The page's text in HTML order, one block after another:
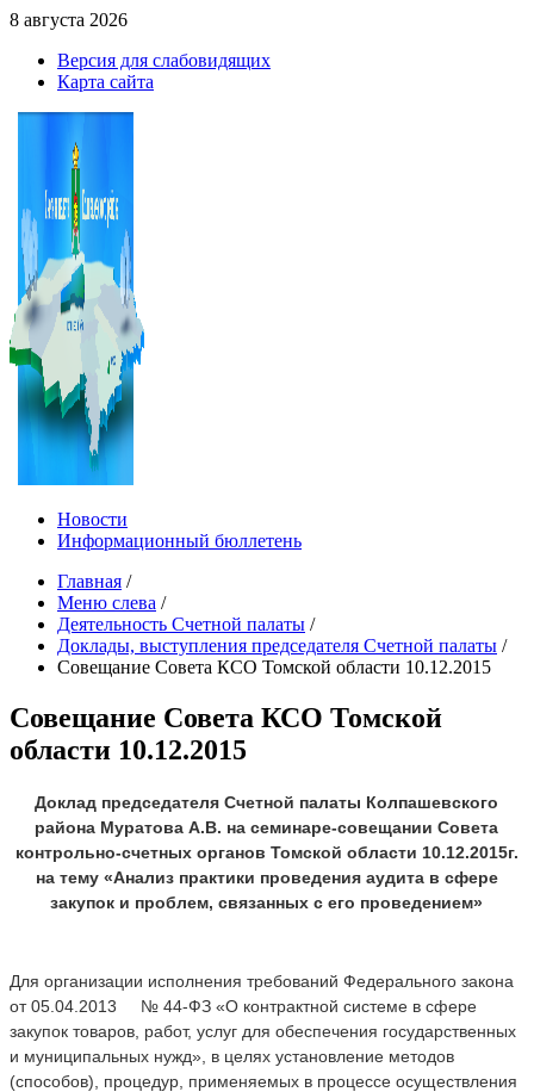
8 августа 2026
Версия для слабовидящих
Карта сайта
Новости
Информационный бюллетень
Главная /
Меню слева /
Деятельность Счетной палаты /
Доклады, выступления председателя Счетной палаты /
Совещание Совета КСО Томской области 10.12.2015
Совещание Совета КСО Томской
области 10.12.2015
Доклад председателя Счетной палаты Колпашевского
района Муратова А.В. на семинаре-совещании Совета
контрольно-счетных органов Томской области 10.12.2015г.
на тему «Анализ практики проведения аудита в сфере
закупок и проблем, связанных с его проведением»
Для организации исполнения требований Федерального закона
от 05.04.2013 № 44-ФЗ «О контрактной системе в сфере
закупок товаров, работ, услуг для обеспечения государственных
и муниципальных нужд», в целях установление методов
(способов), процедур, применяемых в процессе осуществления